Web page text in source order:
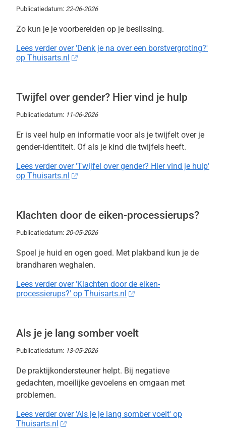
Publicatiedatum: 22-06-2026
Zo kun je je voorbereiden op je beslissing.
Lees verder over 'Denk je na over een borstvergroting?'
op Thuisarts.nl
Twijfel over gender? Hier vind je hulp
Publicatiedatum: 11-06-2026
Er is veel hulp en informatie voor als je twijfelt over je
gender-identiteit. Of als je kind die twijfels heeft.
Lees verder over 'Twijfel over gender? Hier vind je hulp'
op Thuisarts.nl
Klachten door de eiken-processierups?
Publicatiedatum: 20-05-2026
Spoel je huid en ogen goed. Met plakband kun je de
brandharen weghalen.
Lees verder over 'Klachten door de eiken-
processierups?' op Thuisarts.nl
Als je je lang somber voelt
Publicatiedatum: 13-05-2026
De praktijkondersteuner helpt. Bij negatieve
gedachten, moeilijke gevoelens en omgaan met
problemen.
Lees verder over 'Als je je lang somber voelt' op
Thuisarts.nl